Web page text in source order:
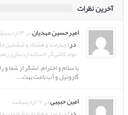
آخرین نظرات
امیرحسین مهدیاندر ۱۴ اردیبهشت
در:چهارصد و هشتاد و ششمین
مواد کاشی‌گر (استانداردسازی
با سلام و احترام. تشکر از شما و
گازوئیل و آب باعث بهت ...
امین حبیبیدر ۰۷ اردیبهشت